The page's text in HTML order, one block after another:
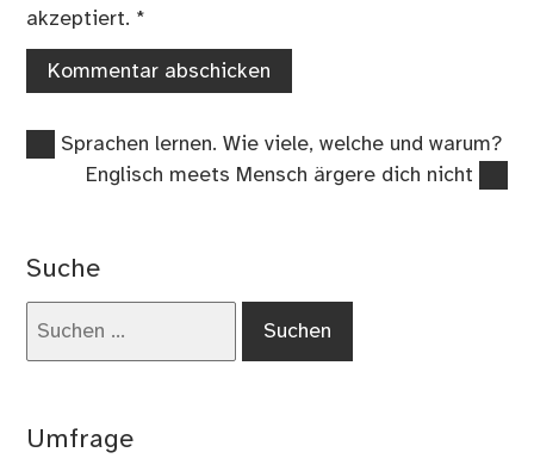
akzeptiert. *
Beitragsnavigation
Vorheriger
Beitrag:
Sprachen lernen. Wie viele, welche und warum?
Nächster
Englisch meets Mensch ärgere dich nicht
Suche
Umfrage